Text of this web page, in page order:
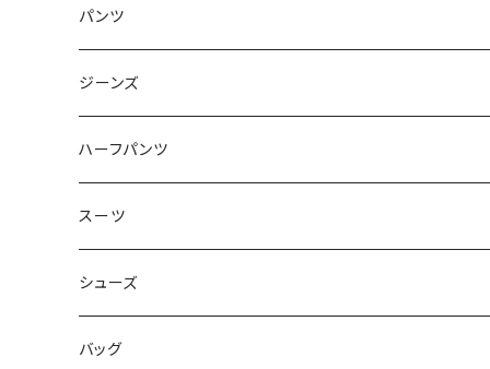
50/XL～
48/L
50/XL～
46/M
48/L
50/XL～
～44/S
46/M
48/L
50/XL～
パンツ
～44/S
46/M
48/L
50/XL～
ジーンズ
～44/S
46/M
48/L
50/XL～
ハーフパンツ
～44/S
46/M
48/L
スーツ
～44/S
46/M
シューズ
～25.5cm
バッグ